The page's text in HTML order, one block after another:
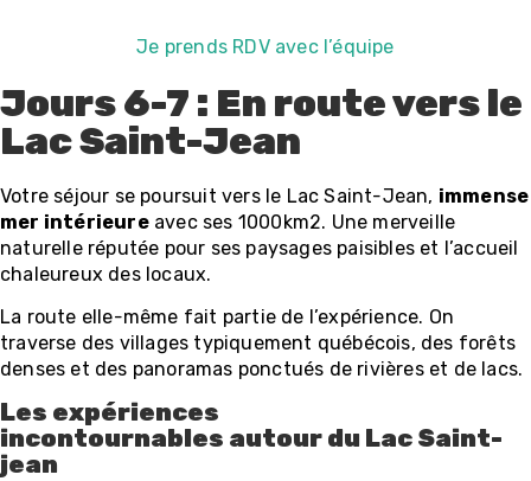
Je prends RDV avec l’équipe
Jours 6-7 : En route vers le
Lac Saint-Jean
Votre séjour se poursuit vers le Lac Saint-Jean, immense
mer intérieureavec ses 1000km2. Une merveille
naturelle réputée pour ses paysages paisibles et l’accueil
chaleureux des locaux.
La route elle-même fait partie de l’expérience. On
traverse des villages typiquement québécois, des forêts
denses et des panoramas ponctués de rivières et de lacs.
Les expériences
incontournables autour du Lac Saint-
jean